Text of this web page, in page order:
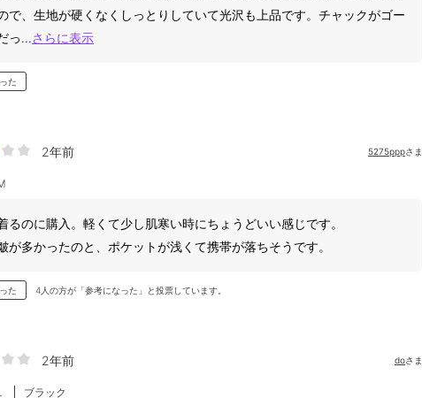
で、生地が硬くなくしっとりしていて光沢も上品です。チャックがゴー
っ... さらに表示
た
2年前 5275pppさま
るのに購入。軽くて少し肌寒い時にちょうどいい感じです。
が多かったのと、ポケットが浅くて携帯が落ちそうです。
た 4人の方が「参考になった」と投票しています。
2年前 doさま
ブラック